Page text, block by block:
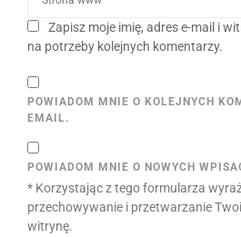
Zapisz moje imię, adres e-mail i
na potrzeby kolejnych komentarzy.
POWIADOM MNIE O KOLEJNYCH
EMAIL.
POWIADOM MNIE O NOWYCH
* Korzystając z tego formularza
przechowywanie i przetwarzanie
witrynę.